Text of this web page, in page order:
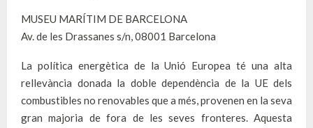
MUSEU MARÍTIM DE BARCELONA
Av. de les Drassanes s/n, 08001 Barcelona
La política energètica de la Unió Europea té una alta
rellevància donada la doble dependència de la UE dels
combustibles no renovables que a més, provenen en la seva
gran majoria de fora de les seves fronteres. Aquesta